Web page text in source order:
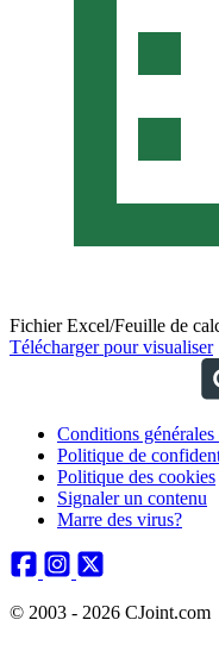
Fichier Excel/Feuille de
Télécharger pour visualiser
Conditions
Politique de
Politique des cookies
Signaler un contenu
Marre des virus?
© 2003 - 2026 CJoint.com